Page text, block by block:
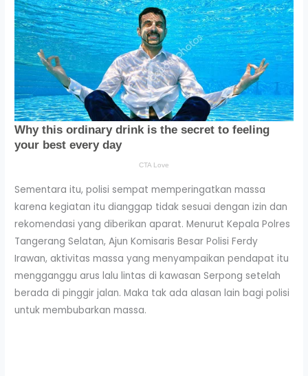
Sementara itu, polisi sempat memperingatkan massa
karena kegiatan itu dianggap tidak sesuai dengan izin dan
rekomendasi yang diberikan aparat. Menurut Kepala Polres
Tangerang Selatan, Ajun Komisaris Besar Polisi Ferdy
Irawan, aktivitas massa yang menyampaikan pendapat itu
mengganggu arus lalu lintas di kawasan Serpong setelah
berada di pinggir jalan. Maka tak ada alasan lain bagi polisi
untuk membubarkan massa.